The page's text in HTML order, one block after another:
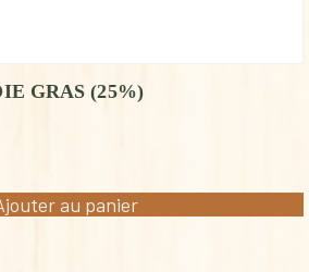
GRAS (25%)
au panier